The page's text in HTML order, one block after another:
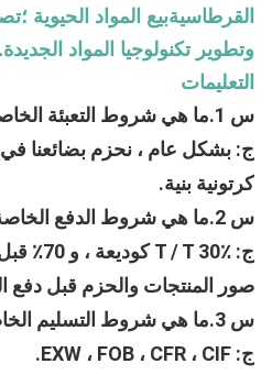
القرطاسيةبيع المواد الحيوية
وتطوير تكنولوجيا المواد الجديدة.
التعليمات
س 1.ما هي شروط التعبئة الخاصة بك؟
كرتونية بنية.
س 2.ما هي شروط الدفع الخاصة بك؟
صور المنتجات والحزم قبل دفع
س 3.ما هي شروط التسليم الخاصة بك؟
ج: EXW ، FOB ، CFR ، CIF.